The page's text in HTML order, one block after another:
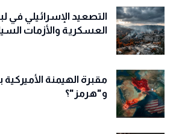
التصعيد الإسرائيلي في
العسكرية والأزمات
مقبرة الهيمنة
و"هرمز"؟